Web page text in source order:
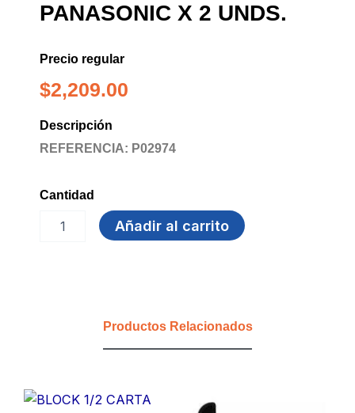
PANASONIC X 2 UNDS.
Precio regular
$2,209.00
Descripción
REFERENCIA: P02974
Cantidad
Añadir al carrito
Productos Relacionados